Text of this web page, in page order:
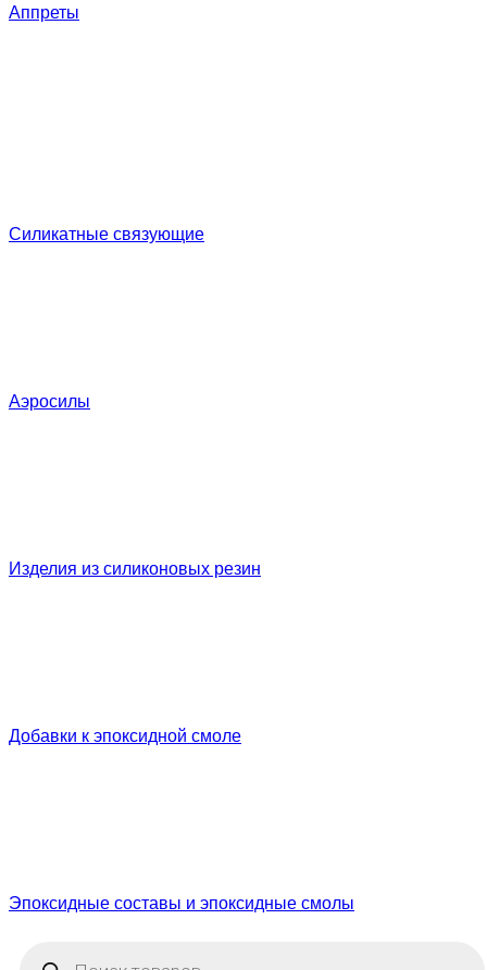
Аппреты
Силикатные связующие
Аэросилы
Изделия из силиконовых резин
Добавки к эпоксидной смоле
Эпоксидные составы и эпоксидные смолы
товаров